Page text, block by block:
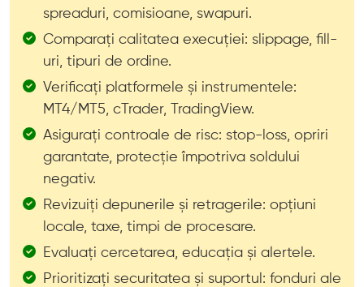
spreaduri, comisioane, swapuri.
Comparați calitatea execuției: slippage, fill-
uri, tipuri de ordine.
Verificați platformele și instrumentele:
MT4/MT5, cTrader, TradingView.
Asigurați controale de risc: stop-loss, opriri
garantate, protecție împotriva soldului
negativ.
Revizuiți depunerile și retragerile: opțiuni
locale, taxe, timpi de procesare.
Evaluați cercetarea, educația și alertele.
Prioritizați securitatea și suportul: fonduri ale